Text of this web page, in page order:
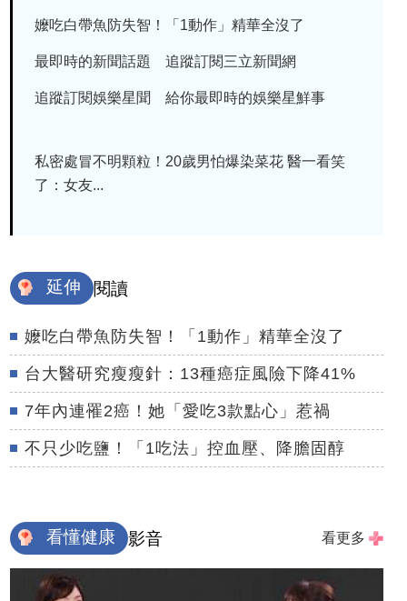
嬤吃白帶魚防失智！「1動作」精華全沒了
最即時的新聞話題 追蹤訂閱三立新聞網
追蹤訂閱娛樂星聞 給你最即時的娛樂星鮮事
私密處冒不明顆粒！20歲男怕爆染菜花 醫一看笑
了：女友...
延伸 閱讀
嬤吃白帶魚防失智！「1動作」精華全沒了
台大醫研究瘦瘦針：13種癌症風險下降41%
7年內連罹2癌！她「愛吃3款點心」惹禍
不只少吃鹽！「1吃法」控血壓、降膽固醇
看懂健康 影音 看更多